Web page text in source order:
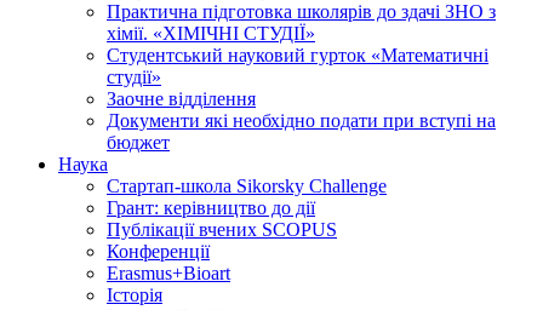
Практична підготовка школярів до здачі ЗНО з
хімії. «ХІМІЧНІ СТУДІЇ»
Студентський науковий гурток «Математичні
студії»
Заочне відділення
Документи які необхідно подати при вступі на
бюджет
Наука
Стартап-школа Sikorsky Challenge
Грант: керівництво до дії
Публікації вчених SCOPUS
Конференції
Erasmus+Bioart
Історія